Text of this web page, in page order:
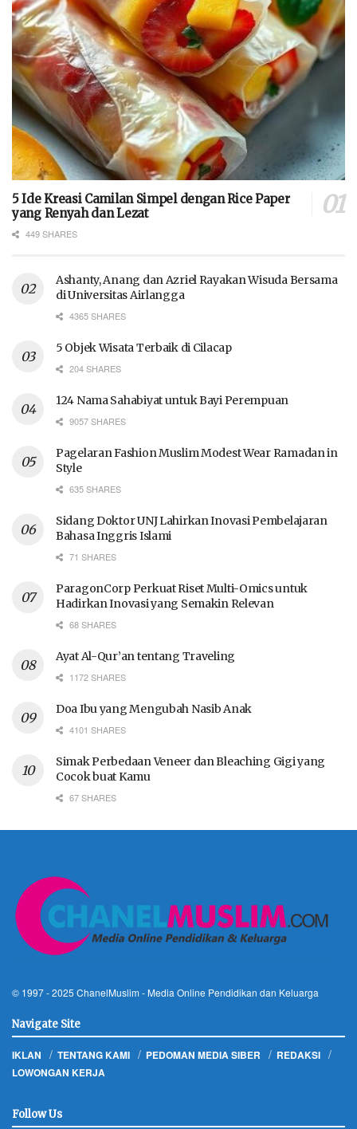
5 Ide Kreasi Camilan Simpel dengan Rice Paper
yang Renyah dan Lezat
449 SHARES
Ashanty, Anang dan Azriel Rayakan Wisuda Bersama
di Universitas Airlangga
4365 SHARES
5 Objek Wisata Terbaik di Cilacap
204 SHARES
124 Nama Sahabiyat untuk Bayi Perempuan
9057 SHARES
Pagelaran Fashion Muslim Modest Wear Ramadan in
Style
635 SHARES
Sidang Doktor UNJ Lahirkan Inovasi Pembelajaran
Bahasa Inggris Islami
71 SHARES
ParagonCorp Perkuat Riset Multi-Omics untuk
Hadirkan Inovasi yang Semakin Relevan
68 SHARES
Ayat Al-Qur’an tentang Traveling
1172 SHARES
Doa Ibu yang Mengubah Nasib Anak
4101 SHARES
Simak Perbedaan Veneer dan Bleaching Gigi yang
Cocok buat Kamu
67 SHARES
© 1997 - 2025 ChanelMuslim - Media Online Pendidikan dan Keluarga
Navigate Site
IKLAN TENTANG KAMI PEDOMAN MEDIA SIBER
REDAKSI
LOWONGAN KERJA
Follow Us